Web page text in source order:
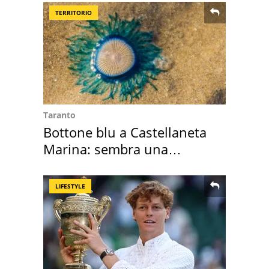
TERRITORIO
Taranto
Bottone blu a Castellaneta
Marina: sembra una
LIFESTYLE